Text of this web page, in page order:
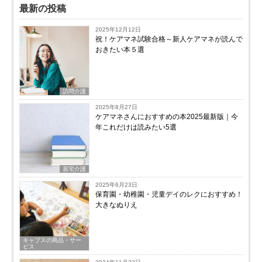
最新の投稿
訪問介護
2025年12月12日
祝！ケアマネ試験合格～新人ケアマネが読んで
おきたい本５選
居宅介護
2025年8月27日
ケアマネさんにおすすめの本2025最新版｜今
年これだけは読みたい5選
キャプスの商品・サー
ビス
2025年6月23日
保育園・幼稚園・児童デイのレクにおすすめ！
大きなぬりえ